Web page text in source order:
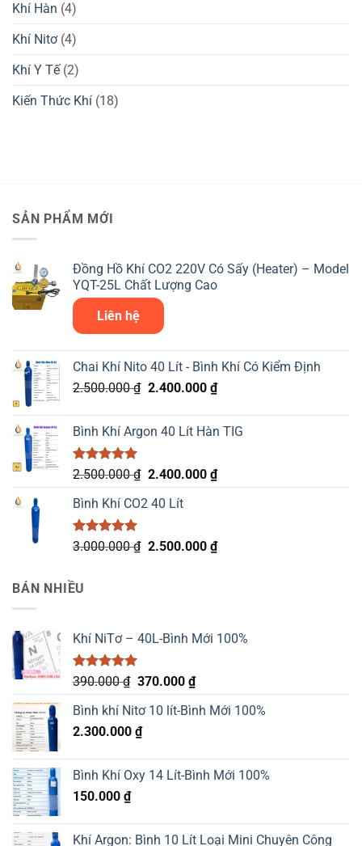
Khí Hàn (4)
Khí Nitơ(4)
Khí Y Tế(2)
Kiến Thức Khí (18)
SẢN PHẨM MỚI
Đồng Hồ Khí CO2 220V Có Sấy (Heater) – Model
YQT-25L Chất Lượng Cao
Liên hệ
Chai Khí Nito 40 Lít - Bình Khí Có Kiểm Định
2.500.000₫ Giá
2.500.000 ₫.
2.400.000 ₫Giá
là:
Bình Khí Argon 40 Lít Hàn TIG
Được xếp
5 sao
2.500.000₫ Giá
là:
2.400.000 ₫Giá
2.400.000 ₫.
Bình Khí CO2 40 Lít
Được xếp
3.000.000₫ Giá
2.500.000 ₫Giá
BÁN NHIỀU
Khí NiTơ – 40L-Bình Mới 100%
Được xếp
5.00
5 sao
390.000₫ Giá
là:
390.000 ₫.
370.000 ₫Giá
tại
Bình khí Nitơ 10 lít-Bình Mới 100%
2.300.000 ₫
Bình Khí Oxy 14 Lít-Bình Mới 100%
150.000 ₫
Khí Argon: Bình 10 Lít Loại Mini Chuyên Công